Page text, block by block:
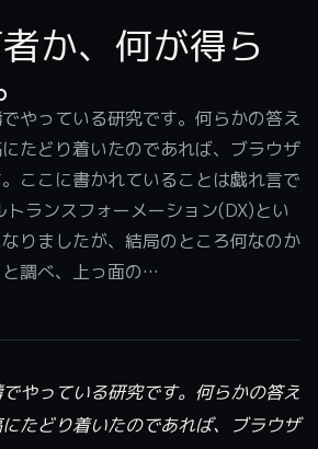
か、何が得ら
やっている研究です。何らかの答え
たどり着いたのであれば、ブラウザ
ここに書かれていることは戯れ言で
ランスフォーメーション(DX)とい
りましたが、結局のところ何なのか
調べ、上っ面の…
やっている研究です。何らかの答え
たどり着いたのであれば、ブラウザ